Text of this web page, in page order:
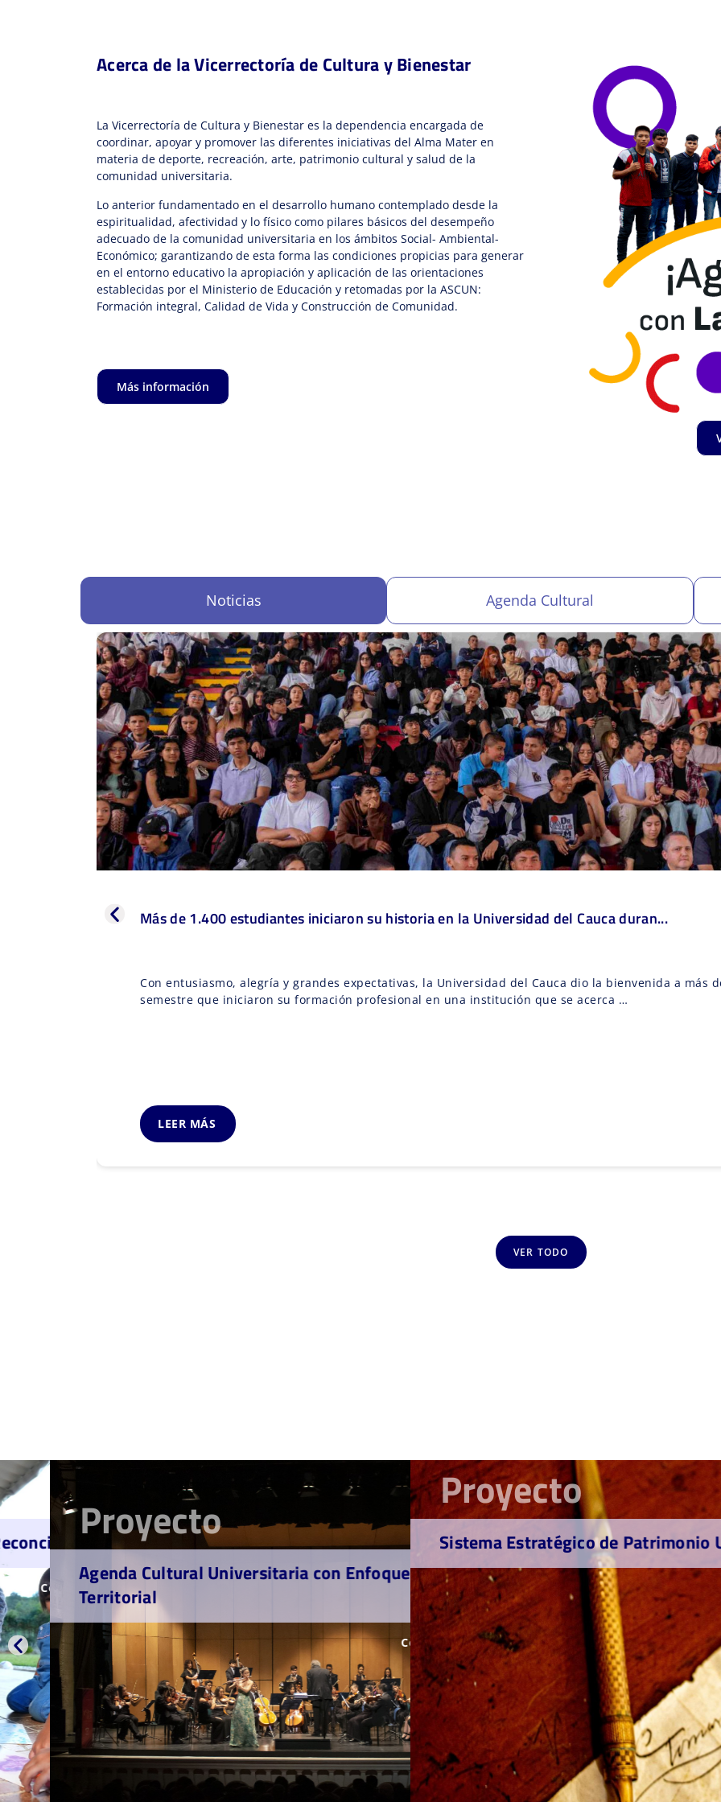
Acerca de la Vicerrectoría de Cultura y Bienestar
La Vicerrectoría de Cultura y Bienestar es la dependencia encargada de
coordinar, apoyar y promover las diferentes iniciativas del Alma Mater en
materia de deporte, recreación, arte, patrimonio cultural y salud de la
comunidad universitaria.
Lo anterior fundamentado en el desarrollo humano contemplado desde la
espiritualidad, afectividad y lo físico como pilares básicos del desempeño
adecuado de la comunidad universitaria en los ámbitos Social- Ambiental-
Económico; garantizando de esta forma las condiciones propicias para generar
en el entorno educativo la apropiación y aplicación de las orientaciones
establecidas por el Ministerio de Educación y retomadas por la ASCUN:
Formación integral, Calidad de Vida y Construcción de Comunidad.
Más información
Noticias Agenda Cultural
Más de 1.400 estudiantes iniciaron su historia en la Universidad del Cauca duran...
Con entusiasmo, alegría y grandes expectativas, la Universidad del Cauca dio la bienvenida a más
semestre que iniciaron su formación profesional en una institución que se acerca …
LEER MÁS
VER TODO
más
Proyecto
Agenda Cultural Universitaria con Enfoque
Territorial
Conocer más
Proyecto
Sistema Estratégico de Patrimonio